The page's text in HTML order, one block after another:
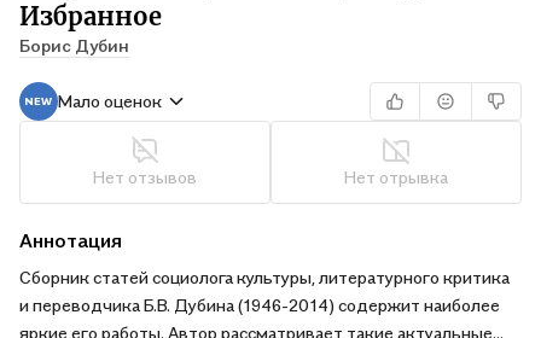
Избранное
Борис Дубин
Мало оценок
Нет отзывов Нет отрывка
Аннотация
Сборник статей социолога культуры, литературного критика
и переводчика Б.В. Дубина (1946-2014) содержит наиболее
яркие его работы. Автор рассматривает такие актуальные